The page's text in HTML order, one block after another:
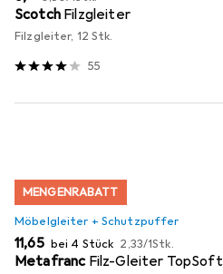
Scotch Filzgleiter
Filzgleiter, 12 Stk.
55
MENGENRABATT
Möbelgleiter + Schutzpuffer
EUR
11,65 bei 4 Stück EUR
2,33/1Stk.
Metafranc Filz-Gleiter TopSoft